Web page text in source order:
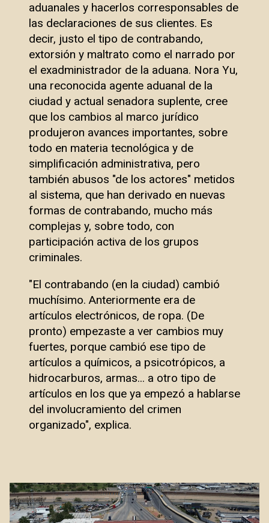
aduanales y hacerlos corresponsables de
las declaraciones de sus clientes. Es
decir, justo el tipo de contrabando,
extorsión y maltrato como el narrado por
el exadministrador de la aduana. Nora Yu,
una reconocida agente aduanal de la
ciudad y actual senadora suplente, cree
que los cambios al marco jurídico
produjeron avances importantes, sobre
todo en materia tecnológica y de
simplificación administrativa, pero
también abusos "de los actores" metidos
al sistema, que han derivado en nuevas
formas de contrabando, mucho más
complejas y, sobre todo, con
participación activa de los grupos
criminales.
"El contrabando (en la ciudad) cambió
muchísimo. Anteriormente era de
artículos electrónicos, de ropa. (De
pronto) empezaste a ver cambios muy
fuertes, porque cambió ese tipo de
artículos a químicos, a psicotrópicos, a
hidrocarburos, armas... a otro tipo de
artículos en los que ya empezó a hablarse
del involucramiento del crimen
organizado", explica.